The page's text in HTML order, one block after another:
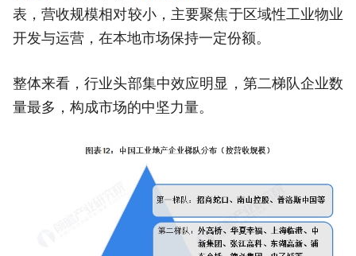
表，营收规模相对较小，主要聚焦于区域性工业物业
开发与运营，在本地市场保持一定份额。
整体来看，行业头部集中效应明显，第二梯队企业数
量最多，构成市场的中坚力量。